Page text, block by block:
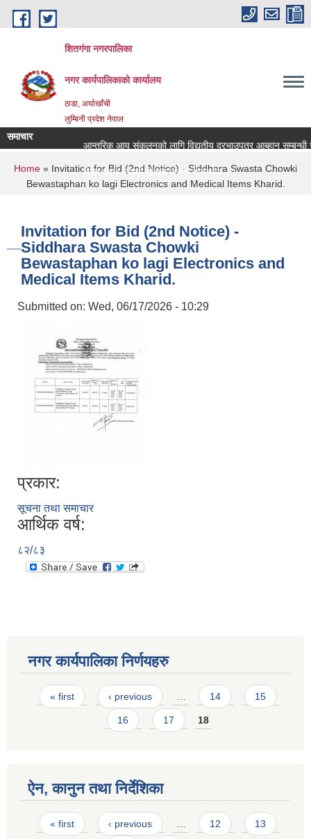
Skip to main content
शितगंगा नगरपालिका
नगर कार्यपालिकाकाे कार्यालय
ठाडा, अर्घाखाँची
लुम्बिनी प्रदेश नेपाल
समाचार
आन्तरिक आय संकलनको लागि विद्युतीय दरभाउपत्र आब्हान सम्बन्धी
रिक्त पदमा स्थायी शिक्षक सरुवा सम्बन्धमा ।।।
You are here
Home » Invitation for Bid (2nd Notice) - Siddhara Swasta Chowki
Bewastaphan ko lagi Electronics and Medical Items Kharid.
Invitation for Bid (2nd Notice) -
Siddhara Swasta Chowki
Bewastaphan ko lagi Electronics and
Medical Items Kharid.
Submitted on: Wed, 06/17/2026 - 10:29
प्रकार:
सूचना तथा समाचार
आर्थिक वर्ष:
८२/८३
नगर कार्यपालिका निर्णयहरु
Pages
« first ‹ previous … 14 15
16 17 18
ऐन, कानुन तथा निर्देशिका
Pages
« first ‹ previous 12 13